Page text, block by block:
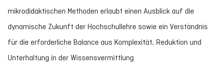
mikrodidaktischen Methoden erlaubt einen Ausblick auf die
dynamische Zukunft der Hochschullehre sowie ein Verständnis
für die erforderliche Balance aus Komplexität, Reduktion und
Unterhaltung in der Wissensvermittlung.